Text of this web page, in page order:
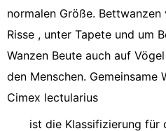
normalen Größe.
Risse , unter Tapete und um
Wanzen Beute auch auf
den Menschen. Gemeinsame
Cimex lectularius
ist die Klassifizierung für